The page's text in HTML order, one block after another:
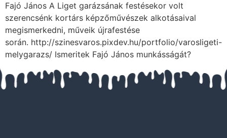
Fajó János A Liget garázsának festésekor volt
szerencsénk kortárs képzőművészek alkotásaival
megismerkedni, műveik újrafestése
során. http://szinesvaros.pixdev.hu/portfolio/varosligeti-
melygarazs/ Ismeritek Fajó János munkásságát?